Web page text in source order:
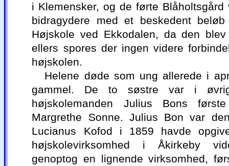
i Klemensker, og de førte Blåholtsgård
bidragydere med et beskedent
Højskole ved Ekkodalen, da den
ellers spores der ingen videre
højskolen.
Helene døde som ung allerede i
gammel. De to søstre var i
højskolemanden Julius Bons
Margrethe Sonne. Julius Bon var
Lucianus Kofod i 1859 havde
højskolevirksomhed i Åkirkeby
genoptog en lignende virksomhed,